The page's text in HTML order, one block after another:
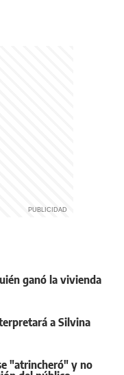
ganó la vivienda
a Silvina
"atrincheró" y no